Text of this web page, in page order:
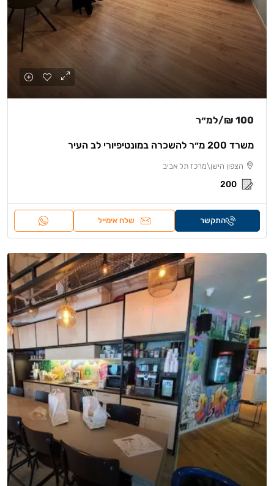
100 ₪ /למ״ר
משרד 200 מ״ר להשכרה במונטיפיורי לב העיר
הצפון הישן\מרכז תל אביב
200
התקשר שלח אימייל